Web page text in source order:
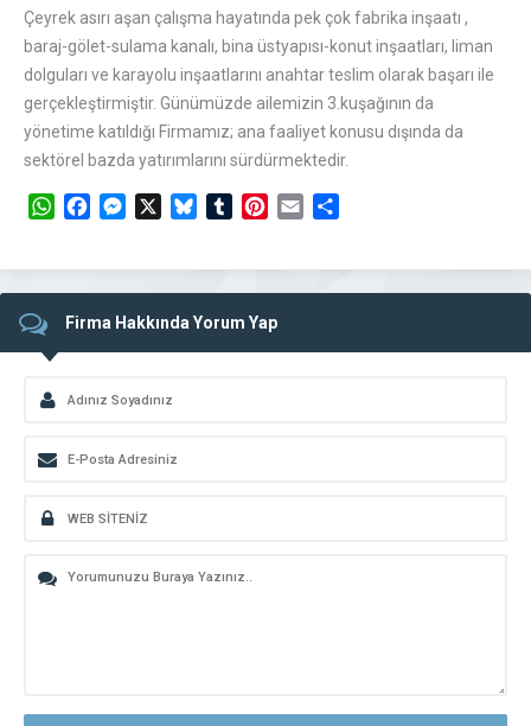
Çeyrek asırı aşan çalışma hayatında pek çok fabrika inşaatı ,
baraj-gölet-sulama kanalı, bina üstyapısı-konut inşaatları, liman
dolguları ve karayolu inşaatlarını anahtar teslim olarak başarı ile
gerçekleştirmiştir. Günümüzde ailemizin 3.kuşağının da
yönetime katıldığı Firmamız; ana faaliyet konusu dışında da
sektörel bazda yatırımlarını sürdürmektedir.
WhatsAppFacebookMessengerBlueskyTumblrPinterest
Email
Firma Hakkında Yorum Yap